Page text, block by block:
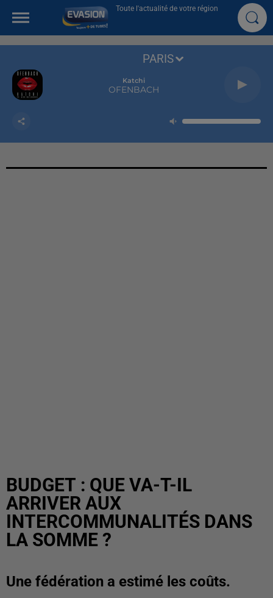
Toute l'actualité de votre région
Katchi
OFENBACH
PARIS
BUDGET : QUE VA-T-IL
ARRIVER AUX
INTERCOMMUNALITÉS DANS
LA SOMME ?
Une fédération a estimé les coûts.